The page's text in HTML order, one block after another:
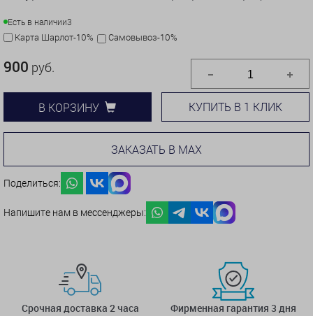
Есть в наличии3
Карта Шарлот-10% Самовывоз-10%
900 руб.
В КОРЗИНУ КУПИТЬ В 1 КЛИК
ЗАКАЗАТЬ В MAX
Поделиться:
Напишите нам в мессенджеры:
Срочная доставка 2 часа
Фирменная гарантия 3 дня